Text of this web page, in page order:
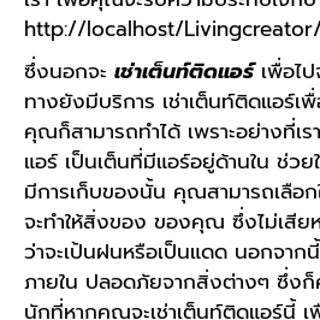
http://localhost/
ซึ่งนอกจะ เช่าเต็นท์ติดแอร์ เพื่อไ
ทางยังมีบริการ เช่าเต็นท์ติดแอร์เ
คุณก็สามารถทำได้ เพราะอย่างที่เ
แอร์ เป็นเต็นที่มีแอร์อยู่ด้านใน ช่ว
มีการเก็บของนั้น คุณสามารถเลือก
จะทำให้สิ่งของ ของคุณ ซึ่งไม่เสีย
ว่าจะเป้นฝนหรือเป็นแดด นอกจา
ภายใน ปลอดภัยจากสิ่งต่างๆ ซึ่งก็
นักที่หากคุณจะเช่าเต็นท์ติดแอร์นี้